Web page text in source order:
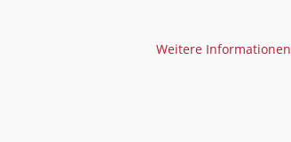
Weitere Informationen